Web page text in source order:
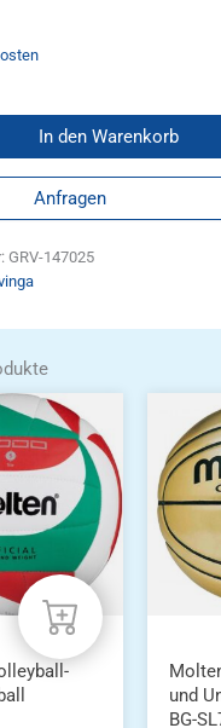
In den Warenkorb
Anfragen
GRV-147025
und
BG-